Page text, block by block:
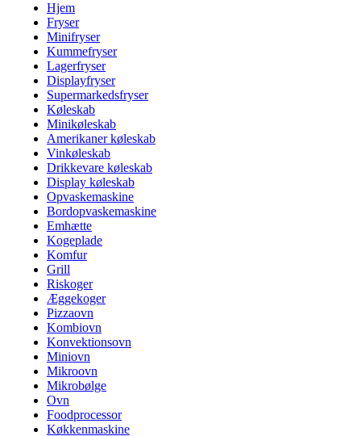
Hjem
Fryser
Minifryser
Kummefryser
Lagerfryser
Displayfryser
Supermarkedsfryser
Køleskab
Minikøleskab
Amerikaner køleskab
Vinkøleskab
Drikkevare køleskab
Display køleskab
Opvaskemaskine
Bordopvaskemaskine
Emhætte
Kogeplade
Komfur
Grill
Riskoger
Æggekoger
Pizzaovn
Kombiovn
Konvektionsovn
Miniovn
Mikroovn
Mikrobølge
Ovn
Foodprocessor
Køkkenmaskine